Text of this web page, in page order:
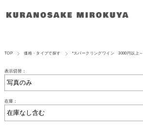
TOP 価格・タイプで探す *スパークリングワイン 3000円以上～
表示切替：
在庫：